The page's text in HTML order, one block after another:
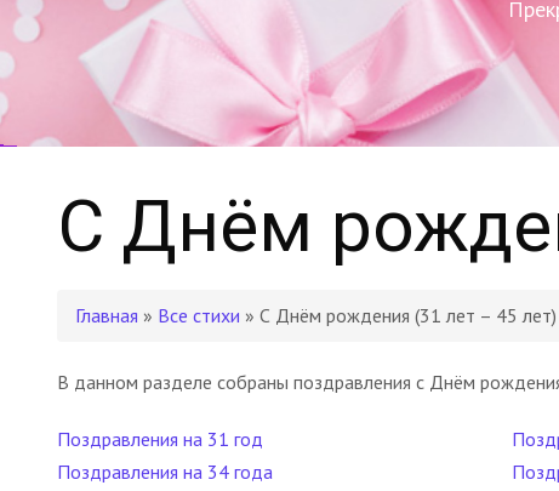
С Днём
Главная » Все стихи » С Днём рождения (31 лет – 45 лет)
В данном разделе собраны поздравления с Днём
Поздравления на 31 год
Поздравления на 34 года